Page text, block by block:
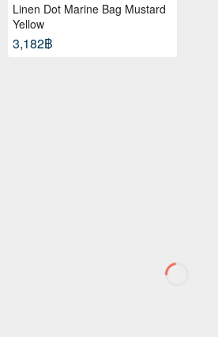
Linen Dot Marine Bag Mustard
Yellow
3,182฿